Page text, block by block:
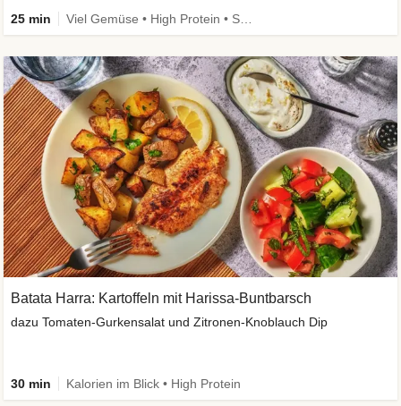
25 min
Batata Harra: Kartoffeln mit Harissa-Buntbarsch
dazu Tomaten-Gurkensalat und Zitronen-Knoblauch Dip
30 min Kalorien im Blick • High Protein